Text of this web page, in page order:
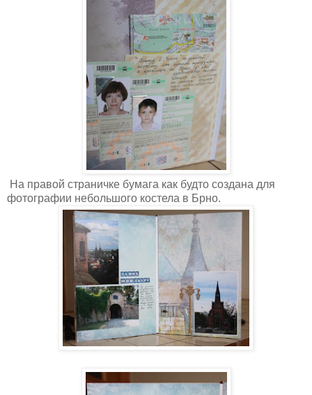
На правой страничке бумага как будто создана для
фотографии небольшого костела в Брно.